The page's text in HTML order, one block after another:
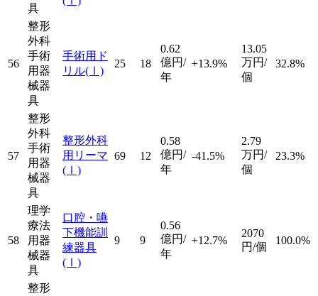
具
56
整形
外科
手術
用器
械器
具
手術用ド
リル(Ⅰ)
25 18
0.62
億円/
年
+13.9%
13.05
万円/
個
32.8%
57
整形
外科
手術
用器
械器
具
整形外科
用リーマ
(Ⅰ)
69 12
0.58
億円/
年
-41.5%
2.79
万円/
個
23.3%
58
理学
療法
用器
械器
具
口腔・嚥
下機能訓
練器具
(Ⅰ)
9 9
0.56
億円/
年
+12.7%
2070
円/個
100.0%
整形